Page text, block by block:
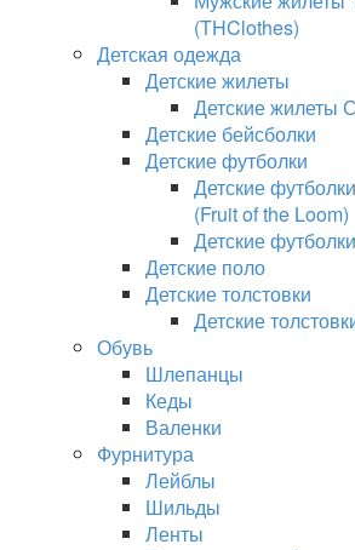
(THClothes)
Детская одежда
Детские жилеты
Детские жилеты
Детские бейсболки
Детские футболки
Детские
(Fruit of the Loom)
Детские
Детские поло
Детские толстовки
Детские
Обувь
Шлепанцы
Кеды
Валенки
Фурнитура
Лейблы
Шильды
Ленты